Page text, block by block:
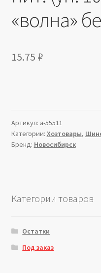
«волна»
15.75 ₽
Артикул: a-55511
Категории: Хозтовары,
Бренд: Новосибирск
Категории товаров
Остатки
Под заказ